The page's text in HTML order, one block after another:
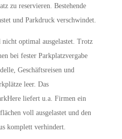
zu reservieren. Bestehende
und Parkdruck verschwindet.
nicht optimal ausgelastet. Trotz
bei fester Parkplatzvergabe
Geschäftsreisen und
leer. Das
liefert u.a. Firmen ein
voll ausgelastet und den
komplett verhindert.